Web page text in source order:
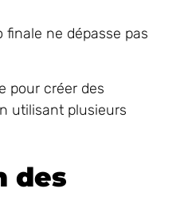
finale ne dépasse pas
pour créer des
utilisant plusieurs
des